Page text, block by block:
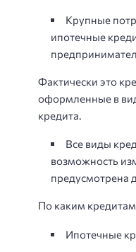
Крупные
ипотечные
Фактически это
оформленные в
кредита.
Все виды
возможность
предусмотрена
По каким кредитам
Ипотечные